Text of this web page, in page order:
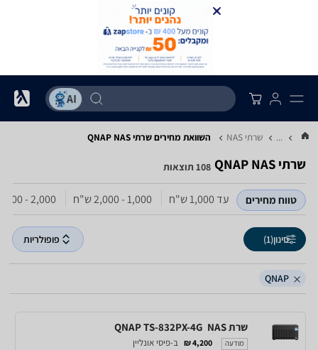
... שרתי NAS השוואת מחירים שרתי NAS ‏QNAP
שרתי NAS ‏QNAP 108 תוצאות
טווח מחירים עד 1,000‏ ש"ח 1,000 - 2,000‏ ש"ח 2,000 - 4,000‏ ש"ח
סינון(1) פופולריות
QNAP
שרת NAS ‏ QNAP TS-832PX-4G
מודעה 4,200 ₪ ב-פיסי אונליין